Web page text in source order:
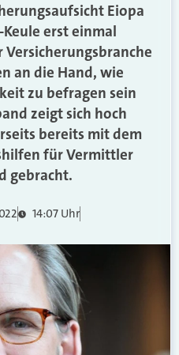
Eiopa
erst einmal
an die Hand, wie
zu befragen sein
zeigt sich hoch
bereits mit dem
für Vermittler
gebracht.
14:07 Uhr